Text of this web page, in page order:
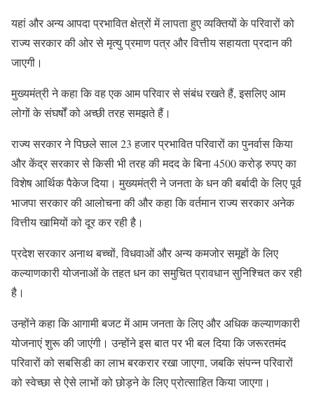
यहां और अन्य आपदा प्रभावित क्षेत्रों में लापता हुए व्यक्तियों के परिवारों को
राज्य सरकार की ओर से मृत्यु प्रमाण पत्र और वित्तीय सहायता प्रदान की
जाएगी।
मुख्यमंत्री ने कहा कि वह एक आम परिवार से संबंध रखते हैं, इसलिए आम
लोगों के संघर्षों को अच्छी तरह समझते हैं।
राज्य सरकार ने पिछले साल 23 हजार प्रभावित परिवारों का पुनर्वास किया
और केंद्र सरकार से किसी भी तरह की मदद के बिना 4500 करोड़ रुपए का
विशेष आर्थिक पैकेज दिया। मुख्यमंत्री ने जनता के धन की बर्बादी के लिए पूर्व
भाजपा सरकार की आलोचना की और कहा कि वर्तमान राज्य सरकार अनेक
वित्तीय खामियों को दूर कर रही है।
प्रदेश सरकार अनाथ बच्चों, विधवाओं और अन्य कमजोर समूहों के लिए
कल्याणकारी योजनाओं के तहत धन का समुचित प्रावधान सुनिश्चित कर रही
है।
उन्होंने कहा कि आगामी बजट में आम जनता के लिए और अधिक कल्याणकारी
योजनाएं शुरू की जाएंगी। उन्होंने इस बात पर भी बल दिया कि जरूरतमंद
परिवारों को सबसिडी का लाभ बरकरार रखा जाएगा, जबकि संपन्न परिवारों
को स्वेच्छा से ऐसे लाभों को छोड़ने के लिए प्रोत्साहित किया जाएगा।